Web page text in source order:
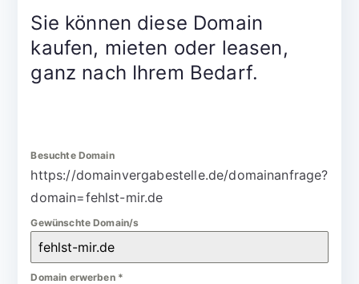
Sie können diese Domain
kaufen, mieten oder leasen,
ganz nach Ihrem Bedarf.
Besuchte Domain
https://domainvergabestelle.de/domainanfrage?
domain=fehlst-mir.de
Gewünschte Domain/s
Domain erwerben *